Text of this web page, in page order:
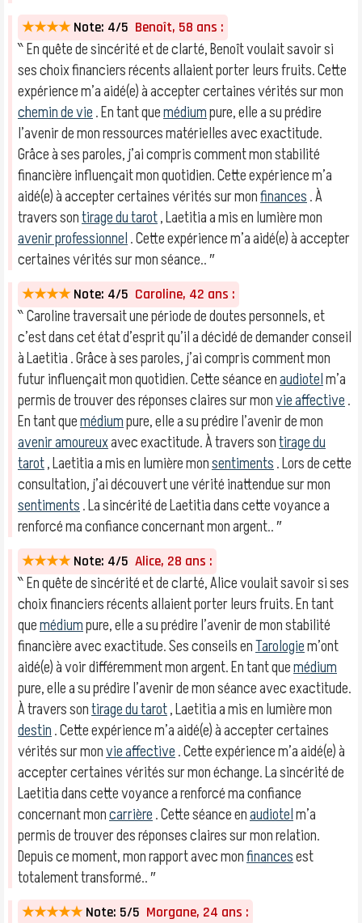
★★★★ Note: 4/5 Benoît, 58 ans :
‶ En quête de sincérité et de clarté, Benoît voulait savoir si
ses choix financiers récents allaient porter leurs fruits. Cette
expérience m’a aidé(e) à accepter certaines vérités sur mon
chemin de vie. En tant quemédiumpure, elle a su prédire
l’avenir de mon ressources matérielles avec exactitude.
Grâce à ses paroles, j’ai compris comment mon stabilité
financière influençait mon quotidien. Cette expérience m’a
aidé(e) à accepter certaines vérités sur monfinances. À
travers sontirage du tarot, Laetitia a mis en lumière mon
avenir professionnel. Cette expérience m’a aidé(e) à accepter
certaines vérités sur mon séance.. ″
★★★★ Note: 4/5 Caroline, 42 ans :
‶ Caroline traversait une période de doutes personnels, et
c’est dans cet état d’esprit qu’il a décidé de demander conseil
à Laetitia . Grâce à ses paroles, j’ai compris comment mon
futur influençait mon quotidien. Cette séance enaudiotelm’a
permis de trouver des réponses claires sur monvie affective.
En tant quemédiumpure, elle a su prédire l’avenir de mon
avenir amoureuxavec exactitude. À travers sontirage du
tarot, Laetitia a mis en lumière monsentiments. Lors de cette
consultation, j’ai découvert une vérité inattendue sur mon
sentiments. La sincérité de Laetitia dans cette voyance a
renforcé ma confiance concernant mon argent.. ″
★★★★ Note: 4/5 Alice, 28 ans :
‶ En quête de sincérité et de clarté, Alice voulait savoir si ses
choix financiers récents allaient porter leurs fruits. En tant
quemédiumpure, elle a su prédire l’avenir de mon stabilité
financière avec exactitude. Ses conseils enTarologiem’ont
aidé(e) à voir différemment mon argent. En tant quemédium
pure, elle a su prédire l’avenir de mon séance avec exactitude.
À travers sontirage du tarot, Laetitia a mis en lumière mon
destin. Cette expérience m’a aidé(e) à accepter certaines
vérités sur monvie affective. Cette expérience m’a aidé(e) à
accepter certaines vérités sur mon échange. La sincérité de
Laetitia dans cette voyance a renforcé ma confiance
concernant moncarrière. Cette séance enaudiotelm’a
permis de trouver des réponses claires sur mon relation.
Depuis ce moment, mon rapport avec monfinancesest
totalement transformé.. ″
★★★★★ Note: 5/5 Morgane, 24 ans :